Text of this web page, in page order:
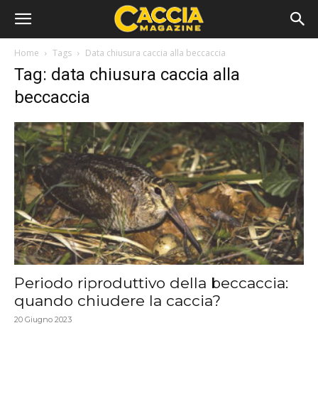
Home Tags Data chiusura caccia alla beccaccia
Tag: data chiusura caccia alla
beccaccia
Periodo riproduttivo della beccaccia:
quando chiudere la caccia?
20 Giugno 2023